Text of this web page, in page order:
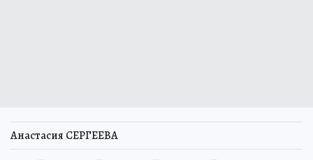
Анастасия СЕРГЕЕВА